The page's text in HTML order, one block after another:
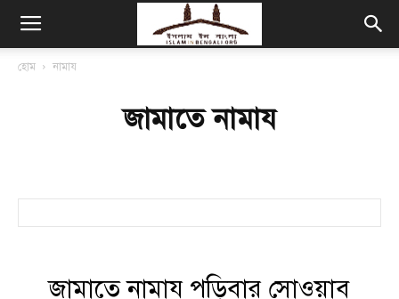
হোম নামায
জামাতে নামায
জামাতে নামায পড়িবার সোওয়াব